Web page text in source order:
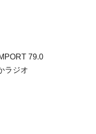
79.0
ラジオ